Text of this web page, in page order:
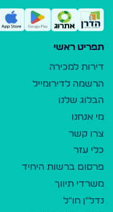
תפריט ראשי
דירות למכירה
הרשמה לדירומייל
הבלוג שלנו
מי אנחנו
צרו קשר
כלי עזר
פרסום ברשות היחיד
משרדי תיווך
נדל"ן חו"ל